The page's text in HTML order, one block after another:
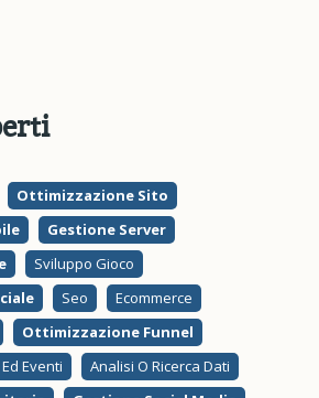
Ottimizzazione Sito
Gestione Server
Sviluppo Gioco
Seo
Ecommerce
Ottimizzazione Funnel
Eventi
Analisi O Ricerca Dati